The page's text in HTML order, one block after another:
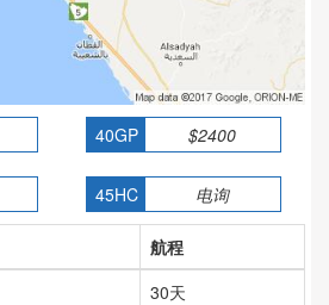
40GP $2400
45HC 电询
航程
30天